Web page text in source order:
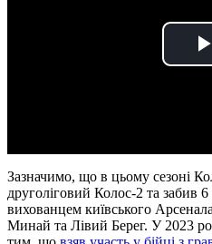
Зазначимо, що в цьому сезоні
друголіговий Колос-2 та забив
вихованцем київського
Минай та Лівий Берег. У 2023